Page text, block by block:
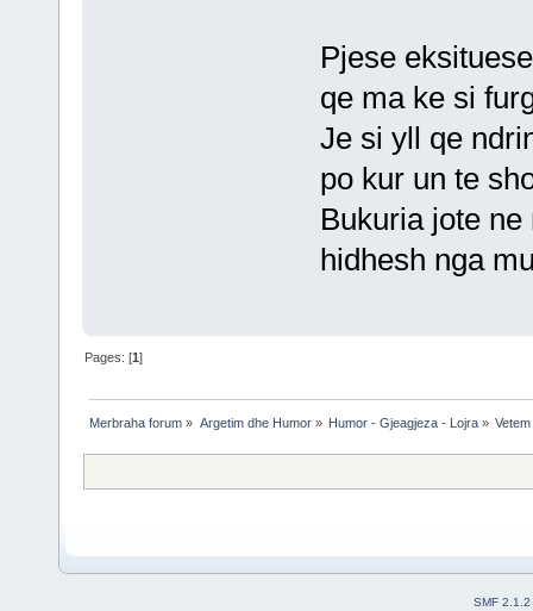
Pjese
qe ma ke si
Je si yll qe
po kur un te
Bukuria jote
hidhesh nga
Pages: [1]
Merbraha forum » Argetim dhe Humor» Humor - Gjeagjeza - Lojra»
SMF 2.1.2